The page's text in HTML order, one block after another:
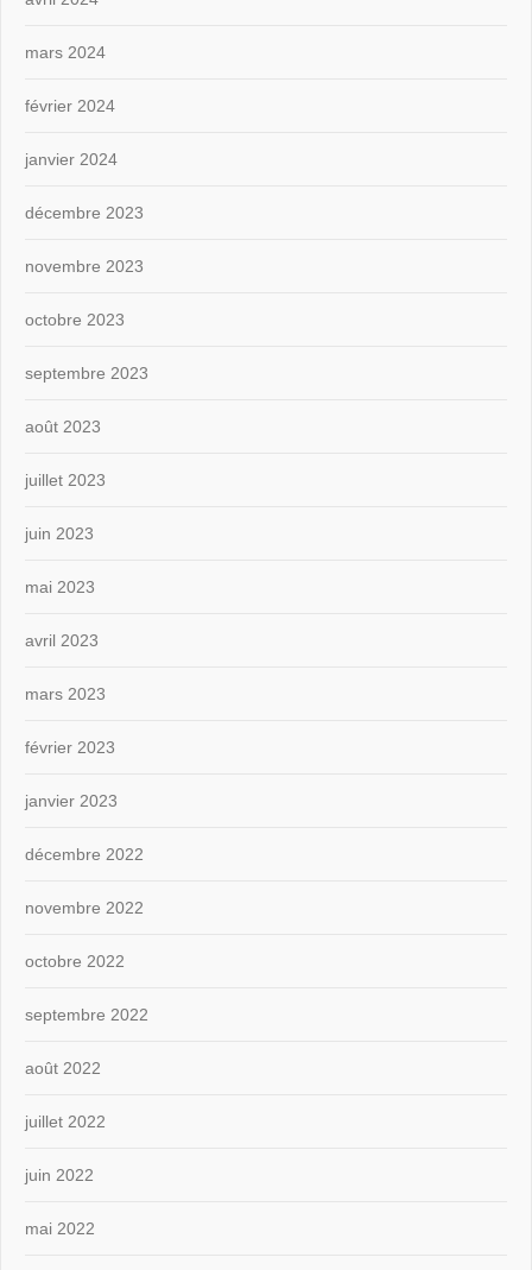
mars 2024
février 2024
janvier 2024
décembre 2023
novembre 2023
octobre 2023
septembre 2023
août 2023
juillet 2023
juin 2023
mai 2023
avril 2023
mars 2023
février 2023
janvier 2023
décembre 2022
novembre 2022
octobre 2022
septembre 2022
août 2022
juillet 2022
juin 2022
mai 2022